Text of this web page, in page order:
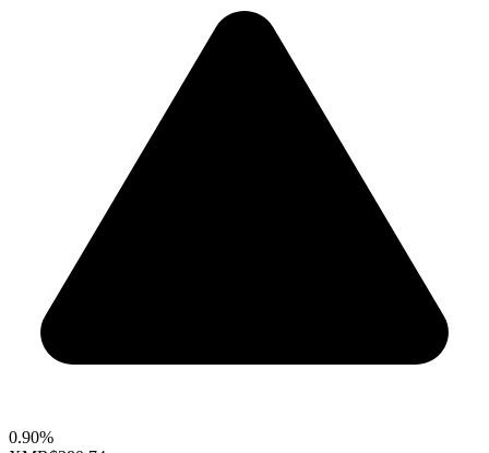
0.90%